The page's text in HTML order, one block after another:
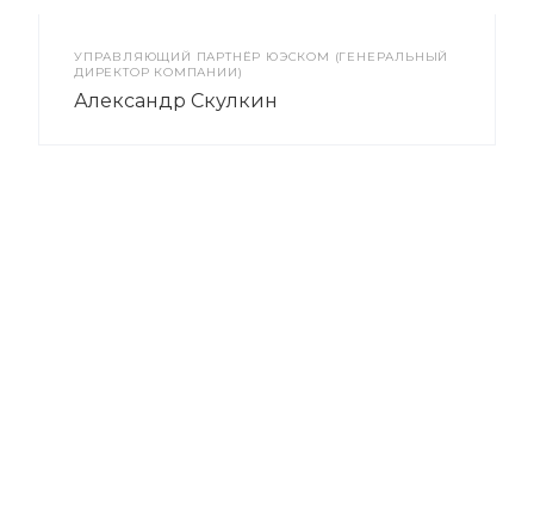
УПРАВЛЯЮЩИЙ ПАРТНЁР ЮЭСКОМ (ГЕНЕРАЛЬНЫЙ
ДИРЕКТОР КОМПАНИИ)
Александр Скулкин